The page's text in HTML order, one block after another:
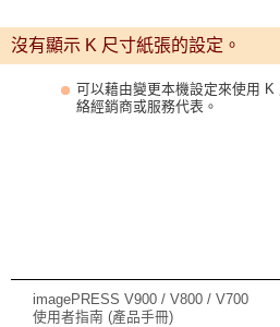
沒有顯示 K 尺寸紙張的設定。
可以藉由變更本機設定來使用
絡經銷商或服務代表。
imagePRESS V900 / V800 / V700
使用者指南 (產品手冊)